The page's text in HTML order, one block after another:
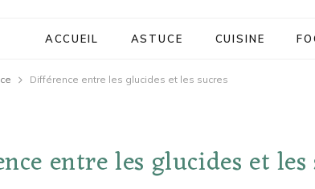
ACCUEIL ASTUCE CUISINE
Différence entre les glucides et les sucres
entre les glucides et les